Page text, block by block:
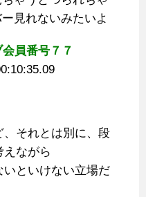
見れないみたいよ
員番号７７
それとは別に、段
えながら
といけない立場だ